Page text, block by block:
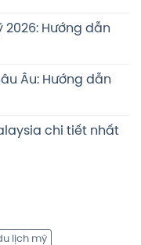
2026: Hướng dẫn
Âu: Hướng dẫn
chi tiết nhất
lịch mỹ